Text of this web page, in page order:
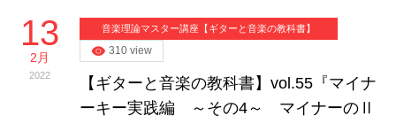
13
2月
2022
音楽理論マスター講座【ギターと音楽の教科書】
310 view
【ギターと音楽の教科書】vol.55『マイナ
ーキー実践編 ～その4～ マイナーのⅡ